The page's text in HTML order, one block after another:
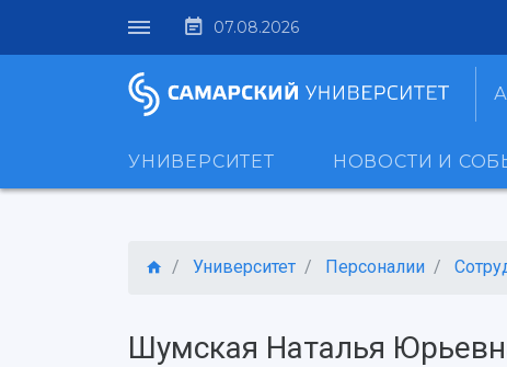
07.08.2026
УНИВЕРСИТЕТ НОВОСТИ И
Университет Персоналии
Шумская Наталья